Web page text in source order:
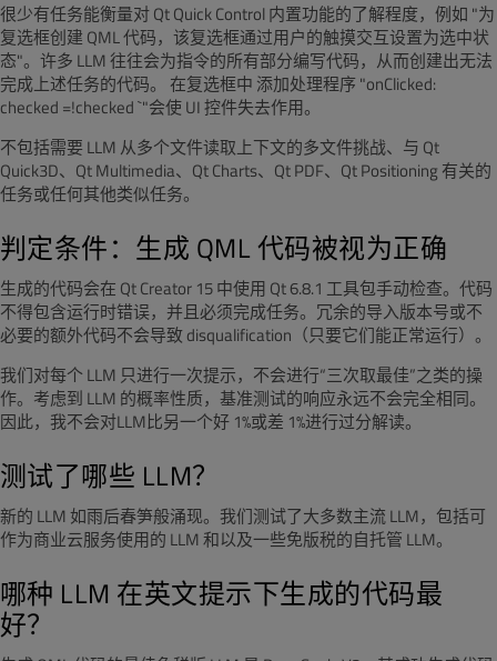
很少有任务能衡量对 Qt Quick Control 内置功能的了解程度，例如 "为
复选框创建 QML 代码，该复选框通过用户的触摸交互设置为选中状
态"。许多 LLM 往往会为指令的所有部分编写代码，从而创建出无法
完成上述任务的代码。
在复选框中 添加处理程序 "onClicked:
checked =!checked `"会使 UI 控件失去作用。
不包括需要 LLM 从多个文件读取上下文的多文件挑战、与 Qt
Quick3D、Qt Multimedia、Qt Charts、Qt PDF、Qt Positioning 有关的
任务或任何其他类似任务。
判定条件： 生成 QML 代码被视为正确
生成的代码会在 Qt Creator 15 中使用 Qt 6.8.1 工具包手动检查。代码
不得包含运行时错误，并且必须完成任务。冗余的导入版本号或不
必要的额外代码不会导致 disqualification（只要它们能正常运行）。
我们对每个 LLM 只进行一次提示，不会进行“三次取最佳”之类的操
作。考虑到 LLM 的概率性质，基准测试的响应永远不会完全相同。
因此，我不会对LLM比另一个好 1%或差 1%进行过分解读。
测试了哪些 LLM？
新的 LLM 如雨后春笋般涌现。我们测试了大多数主流 LLM，包括可
作为商业云服务使用的 LLM 和以及一些免版税的自托管 LLM。
哪种 LLM 在英文提示下生成的代码最
好？